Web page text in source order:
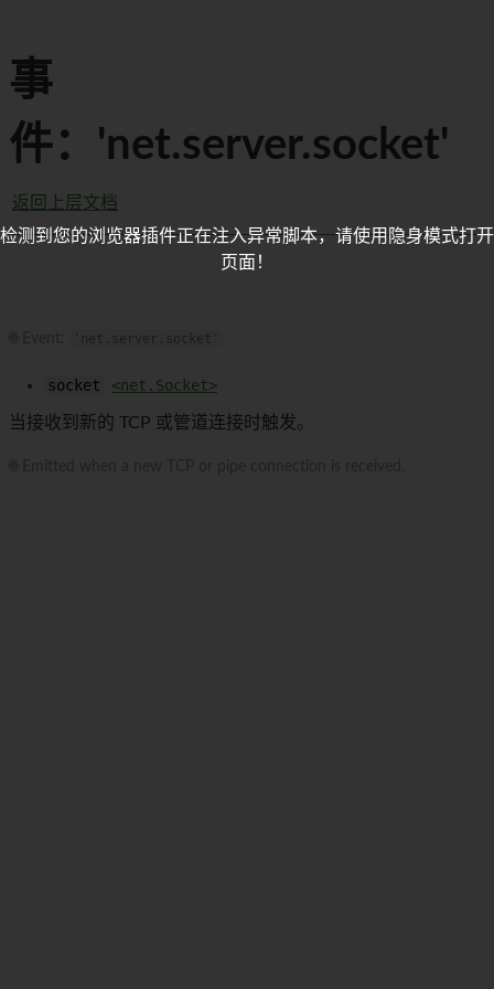
事
件：'net.server.socket'
返回上层文档
socket <net.Socket>
当接收到新的 TCP 或管道连接时触发。
检测到您的浏览器插件正在注入异常脚本，请使用隐身模式打开
页面！